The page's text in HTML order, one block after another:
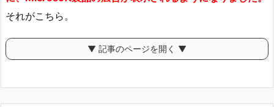
それがこちら。
▼ 記事のページを開く ▼